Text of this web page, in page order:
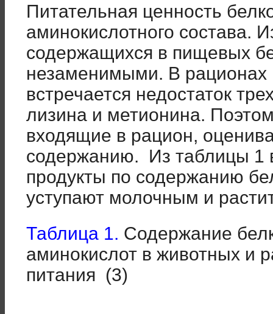
Питательная ценность
аминокислотного состава.
содержащихся в пищевых
незаменимыми. В рационах
встречается недостаток
лизина и метионина.
входящие в рацион,
содержанию. Из таблицы 1
продукты по содержанию
уступают молочным и
Таблица 1. Содержание
аминокислот в животных и
питания (3)